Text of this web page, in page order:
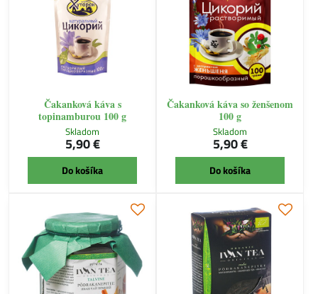
Čakanková káva s
topinamburou 100 g
Skladom
5,90 €
Do košíka
Čakanková káva so ženšenom
100 g
Skladom
5,90 €
Do košíka